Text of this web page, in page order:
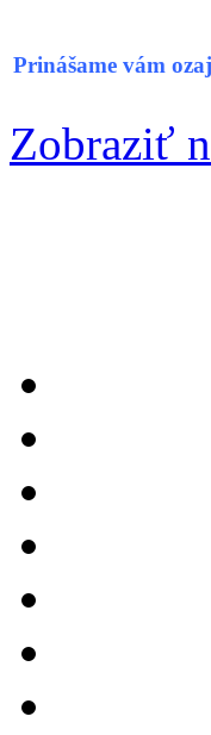
Prinášame vám
Zobraziť